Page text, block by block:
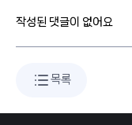
작성된 댓글이 없어요
목록